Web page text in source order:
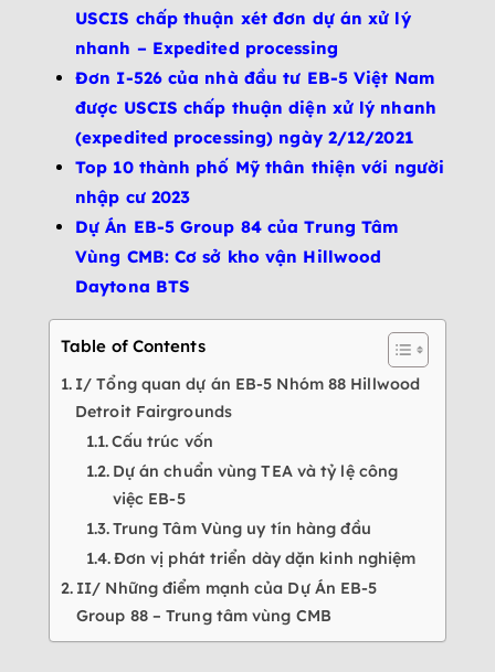
USCIS chấp thuận xét đơn dự án xử lý
nhanh – Expedited processing
Đơn I-526 của nhà đầu tư EB-5 Việt Nam
được USCIS chấp thuận diện xử lý nhanh
(expedited processing) ngày 2/12/2021
Top 10 thành phố Mỹ thân thiện với người
nhập cư 2023
Dự Án EB-5 Group 84 của Trung Tâm
Vùng CMB: Cơ sở kho vận Hillwood
Daytona BTS
Table of Contents
I/ Tổng quan dự án EB-5 Nhóm 88 Hillwood
Detroit Fairgrounds
Cấu trúc vốn
Dự án chuẩn vùng TEA và tỷ lệ công
việc EB-5
Trung Tâm Vùng uy tín hàng đầu
Đơn vị phát triển dày dặn kinh nghiệm
II/ Những điểm mạnh của Dự Án EB-5
Group 88 – Trung tâm vùng CMB